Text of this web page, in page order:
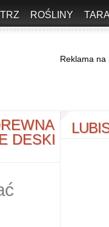
ROŚLINY
Reklama na
DESKI